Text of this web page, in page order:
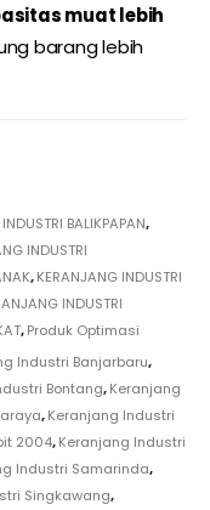
muat lebih
barang lebih
BALIKPAPAN,
INDUSTRI
,KERANJANG INDUSTRI
INDUSTRI
,Produk Optimasi
Industri Banjarbaru,
Bontang,Keranjang
,Keranjang Industri
2004,Keranjang Industri
Industri Samarinda,
Singkawang,